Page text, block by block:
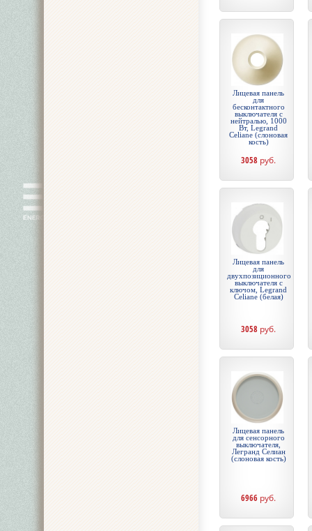
Лицевая панель
для
бесконтактного
выключателя с
нейтралью, 1000
Вт, Legrand
Celiane (слоновая
кость)
3058 руб.
Лицевая панель
для
двухпозиционного
выключателя с
ключом, Legrand
Celiane (белая)
3058 руб.
Лицевая панель
для сенсорного
выключателя,
Легранд Селиан
(слоновая кость)
6966 руб.